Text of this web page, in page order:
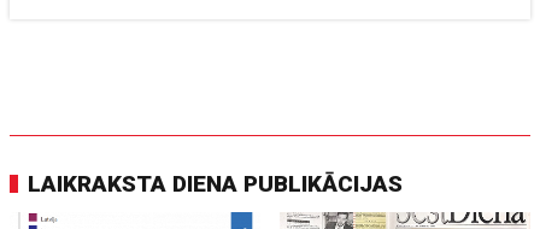
LAIKRAKSTA DIENA PUBLIKĀCIJAS